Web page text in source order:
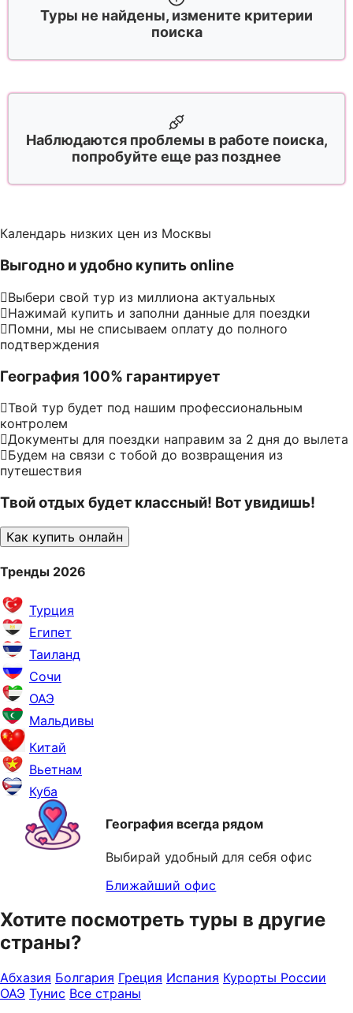
Туры не найдены, измените критерии
поиска
Наблюдаются проблемы в работе поиска,
попробуйте еще раз позднее
Календарь низких цен из Москвы
Выгодно и удобно купить online
Выбери свой тур из миллиона актуальных
Нажимай купить и заполни данные для поездки
Помни, мы не списываем оплату до полного
подтверждения
География 100% гарантирует
Твой тур будет под нашим профессиональным
контролем
Документы для поездки направим за 2 дня до вылета
Будем на связи с тобой до возвращения из
путешествия
Твой отдых будет классный! Вот увидишь!
Как купить онлайн
Тренды 2026
Турция
Египет
Таиланд
Сочи
ОАЭ
Мальдивы
Китай
Вьетнам
Куба
География всегда рядом
Выбирай удобный для себя офис
Ближайший офис
Хотите посмотреть туры в другие
страны?
Абхазия Болгария Греция Испания Курорты России
ОАЭ Тунис Все страны